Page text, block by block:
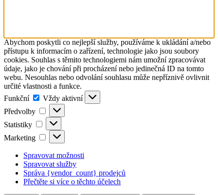
Abychom poskytli co nejlepší služby, používáme k ukládání a/nebo
přístupu k informacím o zařízení, technologie jako jsou soubory
cookies. Souhlas s těmito technologiemi nám umožní zpracovávat
údaje, jako je chování při procházení nebo jedinečná ID na tomto
webu. Nesouhlas nebo odvolání souhlasu může nepříznivě ovlivnit
určité vlastnosti a funkce.
Funkční
Funkční
Vždy aktivní
Předvolby
Předvolby
Statistiky Statistiky
Marketing Marketing
Spravovat možnosti
Spravovat služby
Správa {vendor_count} prodejců
Přečtěte si více o těchto účelech